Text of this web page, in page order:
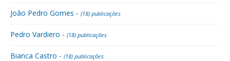
João Pedro Gomes - (18) publicações
Pedro Vardiero - (18) publicações
Bianca Castro - (18) publicações